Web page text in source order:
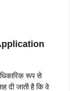
रूप से
दी जाती है कि वे